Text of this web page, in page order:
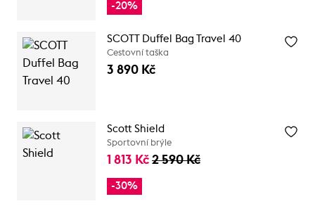
-20%
SCOTT Duffel Bag Travel 40
Cestovní taška
3 890 Kč
Scott Shield
Sportovní brýle
1 813 Kč 2 590 Kč
-30%